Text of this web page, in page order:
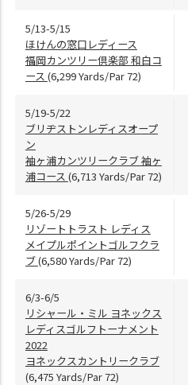
5/13-5/15
ほけんの窓口レディース
福岡カンツリー倶楽部 和白コ
ース (6,299 Yards/Par 72)
5/19-5/22
ブリヂストンレディスオープ
ン
袖ヶ浦カンツリークラブ 袖ヶ
浦コース (6,713 Yards/Par 72)
5/26-5/29
リゾートトラスト レディス
メイプルポイントゴルフクラ
ブ(6,580 Yards/Par 72)
6/3-6/5
リシャール・ミル ヨネックス
レディスゴルフトーナメント
2022
ヨネックスカントリークラブ
(6,475 Yards/Par 72)